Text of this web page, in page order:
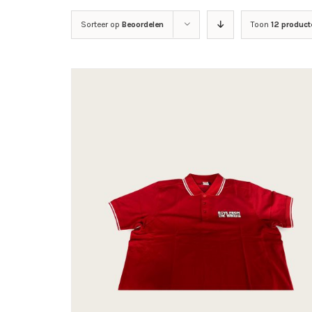
Sorteer op Beoordelen Toon 12